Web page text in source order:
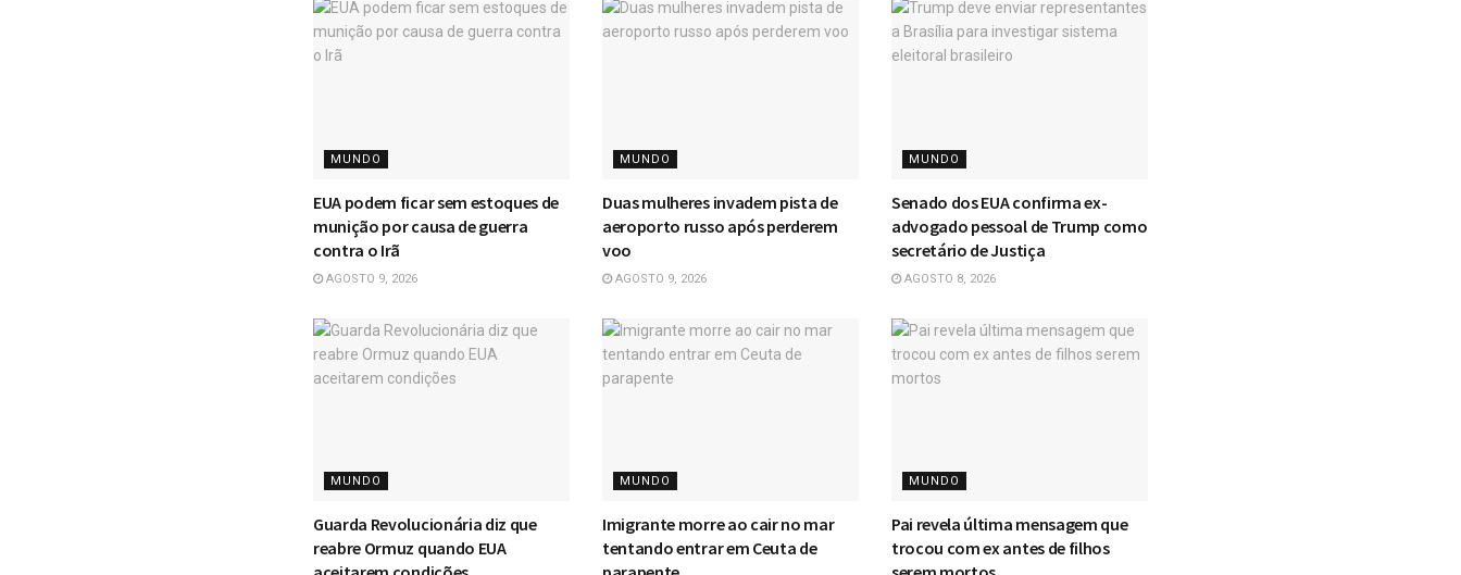
MUNDO
EUA podem ficar sem estoques de
munição por causa de guerra
contra o Irã
AGOSTO 9, 2026
MUNDO
Duas mulheres invadem pista de
aeroporto russo após perderem
voo
AGOSTO 9, 2026
MUNDO
Senado dos EUA confirma ex-
advogado pessoal de Trump como
secretário de Justiça
AGOSTO 8, 2026
MUNDO
Guarda Revolucionária diz que
reabre Ormuz quando EUA
MUNDO
Imigrante morre ao cair no mar
tentando entrar em Ceuta de
MUNDO
Pai revela última mensagem que
trocou com ex antes de filhos